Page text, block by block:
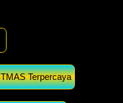
Terpercaya